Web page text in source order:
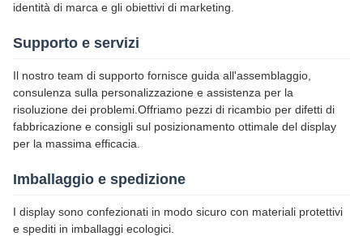
identità di marca e gli obiettivi di marketing.
Supporto e servizi
Il nostro team di supporto fornisce guida all'assemblaggio,
consulenza sulla personalizzazione e assistenza per la
risoluzione dei problemi.Offriamo pezzi di ricambio per difetti di
fabbricazione e consigli sul posizionamento ottimale del display
per la massima efficacia.
Imballaggio e spedizione
I display sono confezionati in modo sicuro con materiali protettivi
e spediti in imballaggi ecologici.